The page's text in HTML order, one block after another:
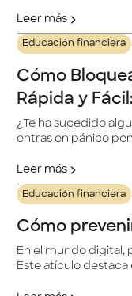
beneficio adicional.
Leer más
Educación financiera
Cómo
Rápida y
¿Te ha sucedido
entras en pánico
ayudarte. En este
a paso sobre cómo
y sencilla.
Leer más
Educación financiera
Cómo
En el mundo digital,
Este atículo